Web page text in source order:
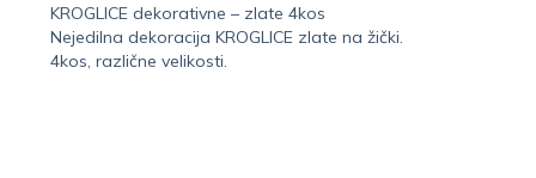
KROGLICE dekorativne – zlate 4kos
Nejedilna dekoracija KROGLICE zlate na žički.
4kos, različne velikosti.